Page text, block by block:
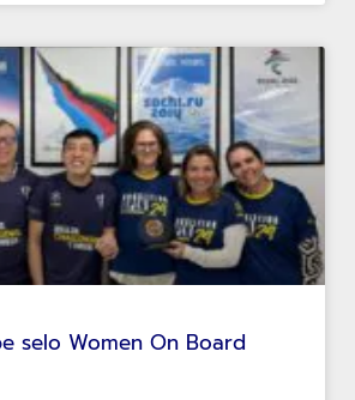
selo Women On Board